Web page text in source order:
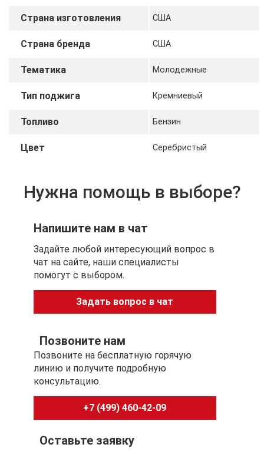
Страна изготовления США
Страна бренда США
Тематика Молодежные
Тип поджига Кремниевый
Топливо Бензин
Цвет Серебристый
Нужна помощь в выборе?
Напишите нам в чат
Задайте любой интересующий вопрос в
чат на сайте, наши специалисты
помогут с выбором.
Задать вопрос в чат
Позвоните нам
Позвоните на бесплатную горячую
линию и получите подробную
консультацию.
+7 (499) 460-42-09
Оставьте заявку